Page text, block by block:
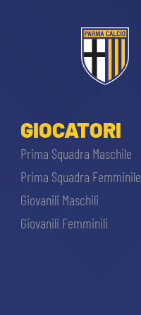
GIOCATORI
Prima Squadra Maschile
Prima Squadra Femminile
Giovanili Maschili
Giovanili Femminili